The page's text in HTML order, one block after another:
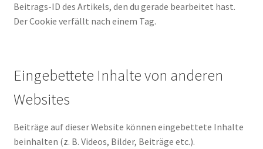
Beitrags-ID des Artikels, den du gerade bearbeitet hast.
Der Cookie verfällt nach einem Tag.
Eingebettete Inhalte von anderen
Websites
Beiträge auf dieser Website können eingebettete Inhalte
beinhalten (z. B. Videos, Bilder, Beiträge etc.).